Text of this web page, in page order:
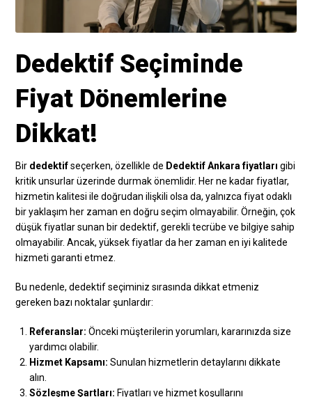
Dedektif Seçiminde
Fiyat Dönemlerine
Dikkat!
Bir dedektifseçerken, özellikle de Dedektif Ankara fiyatları gibi
kritik unsurlar üzerinde durmak önemlidir. Her ne kadar fiyatlar,
hizmetin kalitesi ile doğrudan ilişkili olsa da, yalnızca fiyat odaklı
bir yaklaşım her zaman en doğru seçim olmayabilir. Örneğin, çok
düşük fiyatlar sunan bir dedektif, gerekli tecrübe ve bilgiye sahip
olmayabilir. Ancak, yüksek fiyatlar da her zaman en iyi kalitede
hizmeti garanti etmez.
Bu nedenle, dedektif seçiminiz sırasında dikkat etmeniz
gereken bazı noktalar şunlardır:
Referanslar: Önceki müşterilerin yorumları, kararınızda size
yardımcı olabilir.
Hizmet Kapsamı: Sunulan hizmetlerin detaylarını dikkate
alın.
Sözleşme Şartları: Fiyatları ve hizmet koşullarını